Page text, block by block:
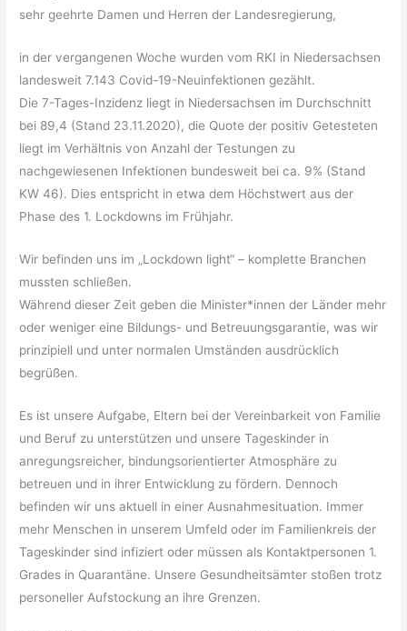
sehr geehrte Damen und Herren der Landesregierung,
in der vergangenen Woche wurden vom RKI in Niedersachsen
landesweit 7.143 Covid-19-Neuinfektionen gezählt.
Die 7-Tages-Inzidenz liegt in Niedersachsen im Durchschnitt
bei 89,4 (Stand 23.11.2020), die Quote der positiv Getesteten
liegt im Verhältnis von Anzahl der Testungen zu
nachgewiesenen Infektionen bundesweit bei ca. 9% (Stand
KW 46). Dies entspricht in etwa dem Höchstwert aus der
Phase des 1. Lockdowns im Frühjahr.
Wir befinden uns im „Lockdown light“ – komplette Branchen
mussten schließen.
Während dieser Zeit geben die Minister*innen der Länder mehr
oder weniger eine Bildungs- und Betreuungsgarantie, was wir
prinzipiell und unter normalen Umständen ausdrücklich
begrüßen.
Es ist unsere Aufgabe, Eltern bei der Vereinbarkeit von Familie
und Beruf zu unterstützen und unsere Tageskinder in
anregungsreicher, bindungsorientierter Atmosphäre zu
betreuen und in ihrer Entwicklung zu fördern. Dennoch
befinden wir uns aktuell in einer Ausnahmesituation. Immer
mehr Menschen in unserem Umfeld oder im Familienkreis der
Tageskinder sind infiziert oder müssen als Kontaktpersonen 1.
Grades in Quarantäne. Unsere Gesundheitsämter stoßen trotz
personeller Aufstockung an ihre Grenzen.